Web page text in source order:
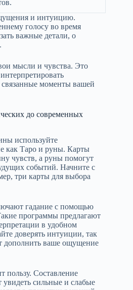
и интуицию.
голосу во время
важные детали, о
мысли и чувства. Это
моменты вашей
до современных
используйте
как Таро и руны. Карты
чувств, а руны помогут
событий. Начните с
три карты для выбора
гадание с помощью
программы предлагают
в удобном
доверять интуиции, так
дополнить ваше ощущение
пользу. Составление
увидеть сильные и слабые